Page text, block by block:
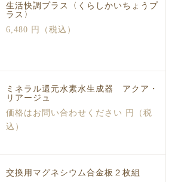
生活快調プラス〈くらしかいちょうプ
ラス〉
6,480 円（税込）
ミネラル還元水素水生成器 アクア・
リアージュ
価格はお問い合わせください 円（税
込）
交換用マグネシウム合金板２枚組